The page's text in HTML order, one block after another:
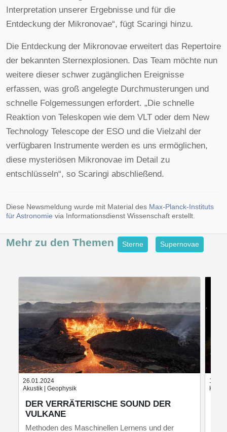
Interpretation unserer Ergebnisse und für die
Entdeckung der Mikronovae“, fügt Scaringi hinzu.
Die Entdeckung der Mikronovae erweitert das Repertoire
der bekannten Sternexplosionen. Das Team möchte nun
weitere dieser schwer zugänglichen Ereignisse
erfassen, was groß angelegte Durchmusterungen und
schnelle Folgemessungen erfordert. „Die schnelle
Reaktion von Teleskopen wie dem VLT oder dem New
Technology Telescope der ESO und die Vielzahl der
verfügbaren Instrumente werden es uns ermöglichen,
diese mysteriösen Mikronovae im Detail zu
entschlüsseln“, so Scaringi abschließend.
Diese Newsmeldung wurde mit Material des Max-Planck-Instituts
für Astronomie via Informationsdienst Wissenschaft erstellt.
Mehr zu den Themen Sterne Supernovae
26.01.2024
Akustik | Geophysik
DER VERRÄTERISCHE SOUND DER
VULKANE
Methoden des Maschinellen Lernens und der